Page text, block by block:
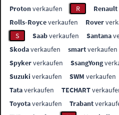
Protonverkaufen R Renault
Rolls-Royceverkaufen Rover
S
Saabverkaufen Santana
Skodaverkaufen smartverkaufen
Spykerverkaufen SsangYong
Suzuki verkaufen SWM verkaufen
Tataverkaufen TECHART
Toyotaverkaufen Trabant